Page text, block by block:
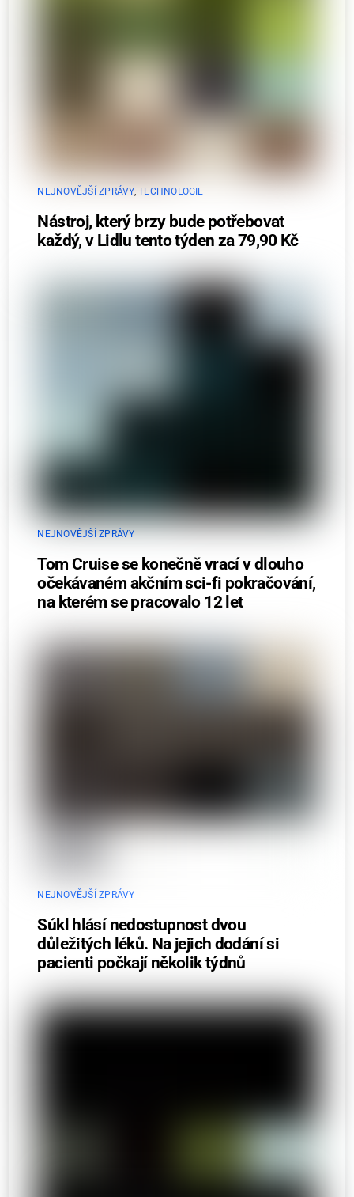
NEJNOVĚJŠÍ ZPRÁVY,TECHNOLOGIE
Nástroj, který brzy bude potřebovat
každý, v Lidlu tento týden za 79,90 Kč
NEJNOVĚJŠÍ ZPRÁVY
Tom Cruise se konečně vrací v dlouho
očekávaném akčním sci-fi pokračování,
na kterém se pracovalo 12 let
NEJNOVĚJŠÍ ZPRÁVY
Súkl hlásí nedostupnost dvou
důležitých léků. Na jejich dodání si
pacienti počkají několik týdnů